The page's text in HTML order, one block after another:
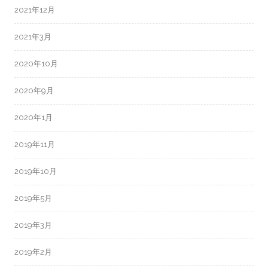
2021年12月
2021年3月
2020年10月
2020年9月
2020年1月
2019年11月
2019年10月
2019年5月
2019年3月
2019年2月